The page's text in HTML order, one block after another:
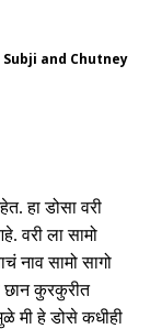
and Chutney
.हा डोसा वरी
.वरी ला सामो
नाव सामो सागो
छान कुरकुरीत
मी हे डोसे कधीही